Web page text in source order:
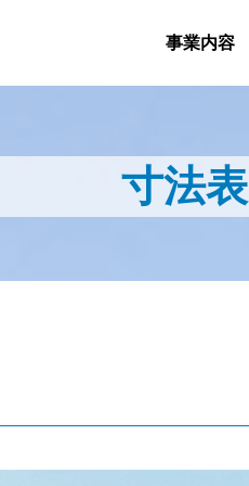
事業内容
寸法表